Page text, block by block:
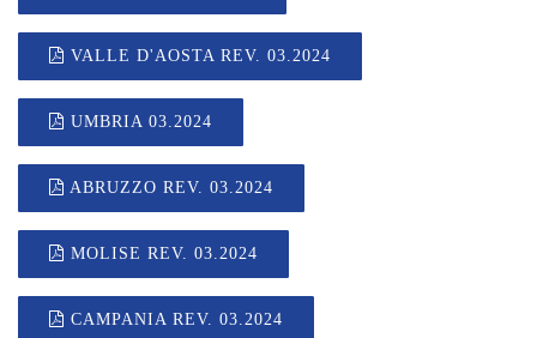
VALLE D'AOSTA REV. 03.2024
UMBRIA 03.2024
ABRUZZO REV. 03.2024
MOLISE REV. 03.2024
CAMPANIA REV. 03.2024